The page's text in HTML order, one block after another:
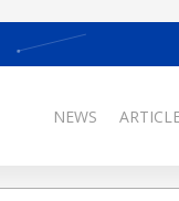
NEWS